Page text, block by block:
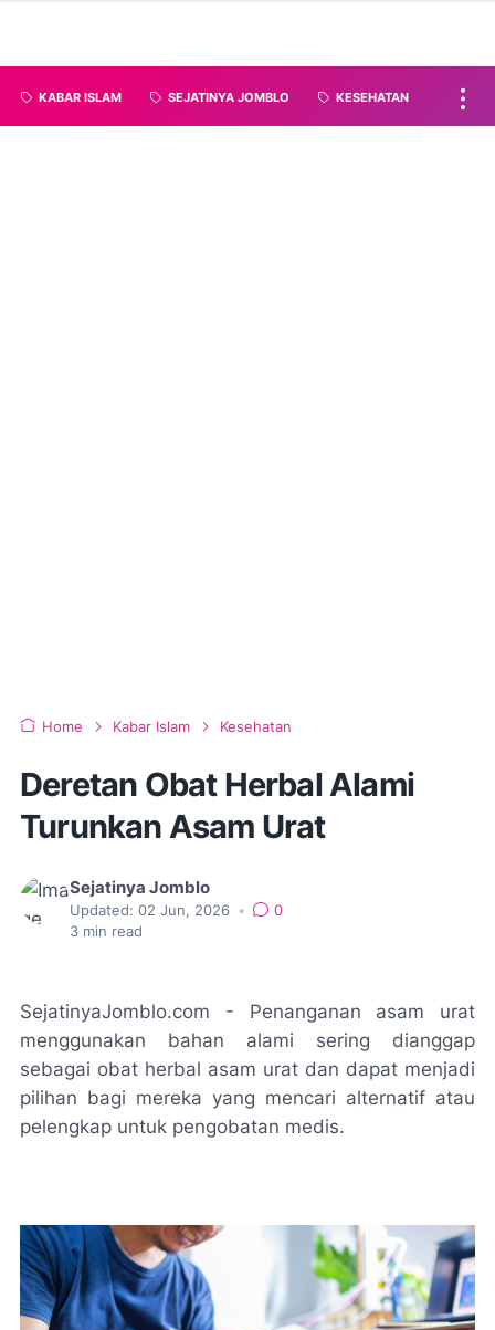
KABAR ISLAM SEJATINYA JOMBLO KESEHATAN
Home Kabar Islam Kesehatan
Deretan Obat Herbal Alami
Turunkan Asam Urat
Sejatinya Jomblo
Updated: 02 Jun, 2026 •
0
3 min read
SejatinyaJomblo.com - Penanganan asam urat
menggunakan bahan alami sering dianggap
sebagai obat herbal asam urat dan dapat menjadi
pilihan bagi mereka yang mencari alternatif atau
pelengkap untuk pengobatan medis.